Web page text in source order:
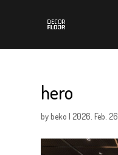
hero
bybeko |2026. Feb. 26.